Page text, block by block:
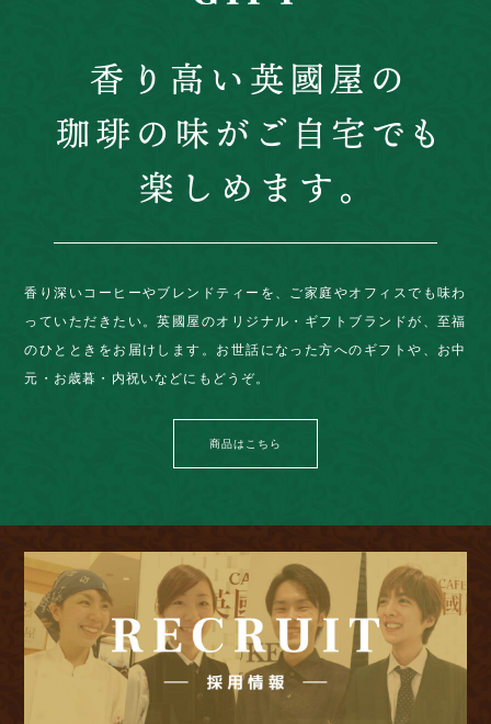
香り深いコーヒーやブレンドティーを、ご家庭やオフィスでも味わ
っていただきたい。英國屋のオリジナル・ギフトブランドが、至福
のひとときをお届けします。お世話になった方へのギフトや、お中
元・お歳暮・内祝いなどにもどうぞ。
商品はこちら